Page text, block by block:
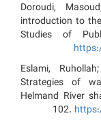
Doroudi,
introduction to
Studies of
Eslami,
Strategies of
Helmand River
102.